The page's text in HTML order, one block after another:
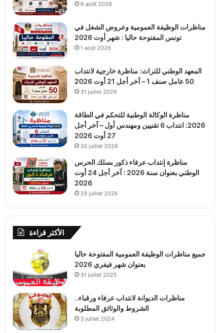
6 août 2026
مناظرات الوظيفة العمومية وعروض الشغل في
تونس المفتوحة حاليا : شهر أوت 2026
1 août 2026
المعهد الوطني للتراث: مناظرة خارجية لانتداب
50 عامل صنف 1 – آخر أجل 21 أوت 2026
31 juillet 2026
مناظرة الوكالة الوطنية للتحكم في الطاقة
2026: انتداب 6 تقنيين ومهندس أول – آخر أجل
27 أوت 2026
30 juillet 2026
مناظرة إنتداب عرفاء ذكور بسلك الحرس
الوطني بعنوان سنة 2026 : آخر أجل 24 أوت
2026
29 juillet 2026
الأكثر قراءة
جميع مناظرات الوظيفة العمومية المفتوحة حاليا
بعنوان شهر فيفري 2026
31 juillet 2025
مناظرات الديوانة لانتداب عرفاء ورقباء..
الشروط والوثائق المطلوبة
3 juillet 2024